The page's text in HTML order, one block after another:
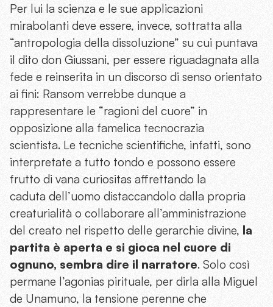
Per lui la scienza e le sue applicazioni
mirabolanti deve essere, invece, sottratta alla
“antropologia della dissoluzione” su cui puntava
il dito don Giussani, per essere riguadagnata alla
fede e reinserita in un discorso di senso orientato
ai fini: Ransom verrebbe dunque a
rappresentare le “ragioni del cuore” in
opposizione alla famelica tecnocrazia
scientista. Le tecniche scientifiche, infatti, sono
interpretate a tutto tondo e possono essere
frutto di vana curiositas affrettando la
caduta dell’uomo distaccandolo dalla propria
creaturialità o collaborare all’amministrazione
del creato nel rispetto delle gerarchie divine, la
partita è aperta e si gioca nel cuore di
ognuno, sembra dire il narratore. Solo così
permane l’agonias pirituale, per dirla alla Miguel
de Unamuno, la tensione perenne che